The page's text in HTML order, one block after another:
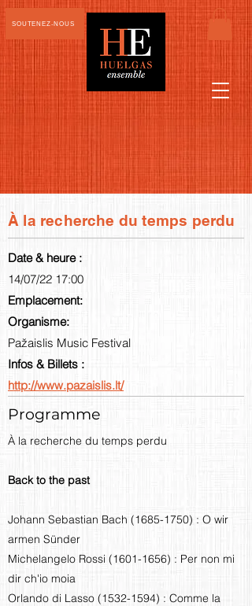
SOUTENEZ-NOUS
À la recherche du temps perdu
Date & heure :
14/07/22 17:00
Emplacement:
Organisme:
Pažaislis Music Festival
Infos & Billets :
http://www.pazaislis.lt/
Programme
À la recherche du temps perdu
Back to the past
Johann Sebastian Bach (1685-1750) : O wir
armen Sünder
Michelangelo Rossi (1601-1656) : Per non mi
dir ch'io moia
Orlando di Lasso (1532-1594) : Comme la